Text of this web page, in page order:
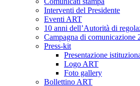
Interventi del Presidente
Eventi ART
10 anni dell’Autorità di
Campagna di comunicazione
Press-kit
Presentazione
Logo ART
Foto gallery
Bollettino ART